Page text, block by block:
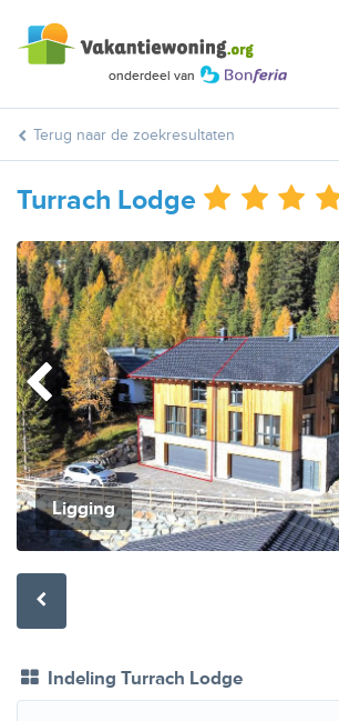
Terug naar de zoekresultaten
Turrach Lodge
Ligging
Indeling Turrach Lodge